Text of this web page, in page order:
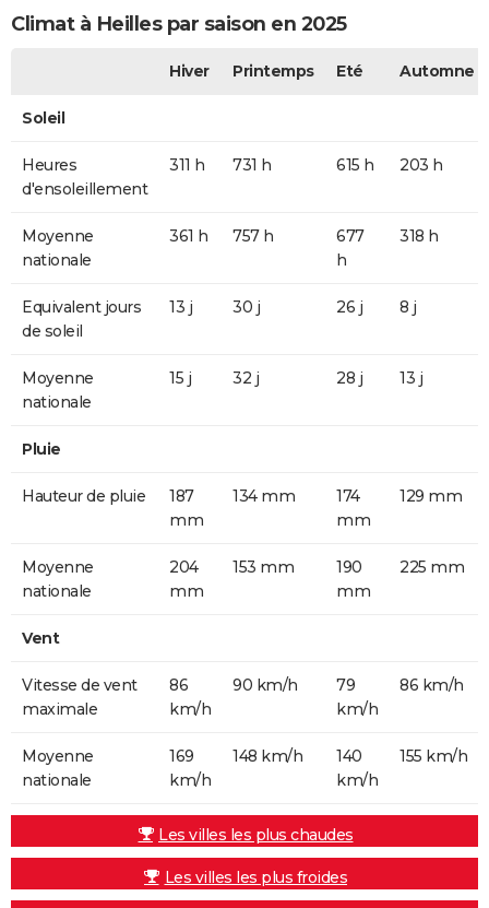
Climat à Heilles par saison en 2025
Hiver Printemps Eté Automne
Soleil
Heures
d'ensoleillement
311 h 731 h 615 h 203 h
Moyenne
nationale
361 h 757 h
677
h
318 h
Equivalent jours
de soleil
13 j 30 j 26 j 8 j
Moyenne
nationale
15 j 32 j 28 j 13 j
Pluie
Hauteur de pluie
187
mm
134 mm
174
mm
129 mm
Moyenne
nationale
204
mm
153 mm
190
mm
225 mm
Vent
Vitesse de vent
maximale
86
km/h
90 km/h
79
km/h
86 km/h
Moyenne
nationale
169
km/h
148 km/h
140
km/h
155 km/h
Les villes les plus chaudes
Les villes les plus froides